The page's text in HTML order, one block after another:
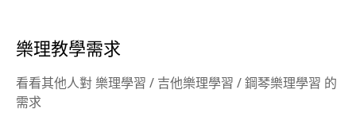
樂理教學需求
看看其他人對 樂理學習 / 吉他樂理學習 / 鋼琴樂理學習 的
需求